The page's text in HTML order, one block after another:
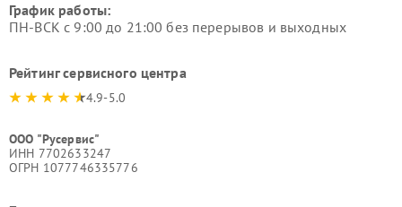
График работы:
ПН-ВСК с 9:00 до 21:00 без перерывов и выходных
Рейтинг сервисного центра
4.9-5.0
ООО "Русервис"
ИНН 7702633247
ОГРН 1077746335776